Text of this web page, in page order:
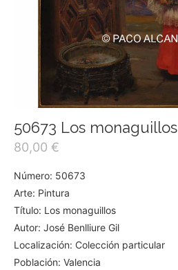
50673 Los monaguillos
80,00 €
Número: 50673
Arte: Pintura
Título: Los monaguillos
Autor: José Benlliure Gil
Localización: Colección particular
Población: Valencia